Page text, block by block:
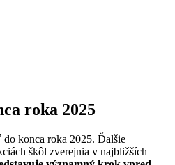
roka 2025
konca roka 2025. Ďalšie
škôl zverejnia v najbližších